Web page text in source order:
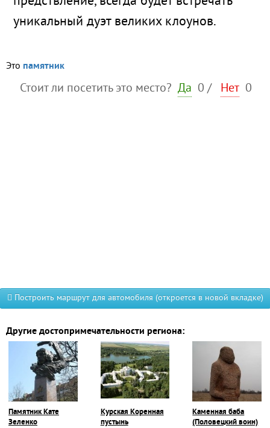
уникальный дуэт великих клоунов.
Это памятник
Стоит ли посетить это место? Да 0 / Нет 0
Построить маршрут для автомобиля (откроется в новой вкладке)
Другие достопримечательности региона:
Памятник Кате
Зеленко
Курская Коренная
пустынь
Каменная баба
(Половецкий воин)